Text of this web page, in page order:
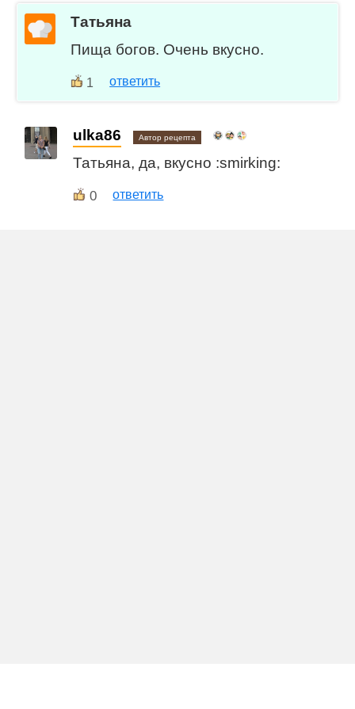
Татьяна
Пища богов. Очень вкусно.
1 ответить
ulka86 Автор рецепта
Татьяна, да, вкусно :smirking:
0 ответить